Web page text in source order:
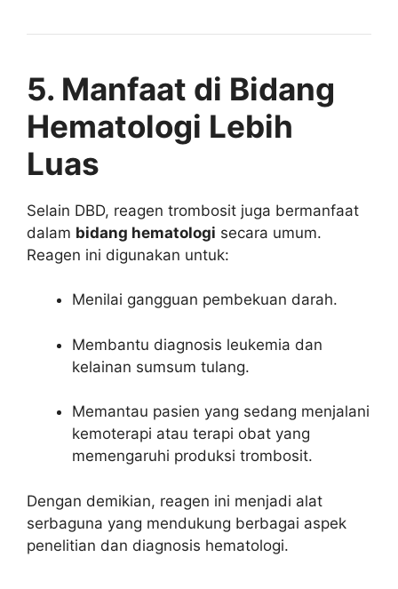
5. Manfaat di Bidang
Hematologi Lebih
Luas
Selain DBD, reagen trombosit juga bermanfaat
dalam bidang hematologi secara umum.
Reagen ini digunakan untuk:
Menilai gangguan pembekuan darah.
Membantu diagnosis leukemia dan
kelainan sumsum tulang.
Memantau pasien yang sedang menjalani
kemoterapi atau terapi obat yang
memengaruhi produksi trombosit.
Dengan demikian, reagen ini menjadi alat
serbaguna yang mendukung berbagai aspek
penelitian dan diagnosis hematologi.